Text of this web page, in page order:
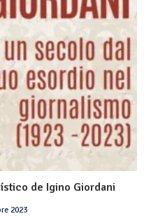
de Igino Giordani
2023